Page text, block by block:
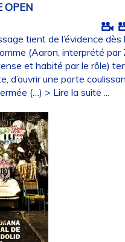
OPEN
tient de l’évidence
(Aaron, interprété par
et habité par le rôle)
d’ouvrir une porte
(…) > Lire la suite ...